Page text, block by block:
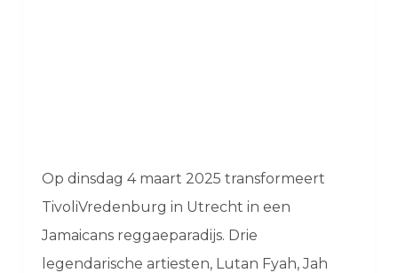
Op dinsdag 4 maart 2025 transformeert
TivoliVredenburg in Utrecht in een
Jamaicans reggaeparadijs. Drie
legendarische artiesten, Lutan Fyah, Jah